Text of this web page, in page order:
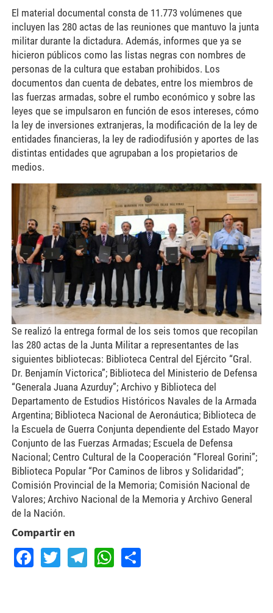
El material documental consta de 11.773 volúmenes que
incluyen las 280 actas de las reuniones que mantuvo la junta
militar durante la dictadura. Además, informes que ya se
hicieron públicos como las listas negras con nombres de
personas de la cultura que estaban prohibidos. Los
documentos dan cuenta de debates, entre los miembros de
las fuerzas armadas, sobre el rumbo económico y sobre las
leyes que se impulsaron en función de esos intereses, cómo
la ley de inversiones extranjeras, la modificación de la ley de
entidades financieras, la ley de radiodifusión y aportes de las
distintas entidades que agrupaban a los propietarios de
medios.
archivos-de-la-dictadura2-
450x253.jpg
Se realizó la entrega formal de los seis tomos que recopilan
las 280 actas de la Junta Militar a representantes de las
siguientes bibliotecas: Biblioteca Central del Ejército “Gral.
Dr. Benjamín Victorica”; Biblioteca del Ministerio de Defensa
“Generala Juana Azurduy”; Archivo y Biblioteca del
Departamento de Estudios Históricos Navales de la Armada
Argentina; Biblioteca Nacional de Aeronáutica; Biblioteca de
la Escuela de Guerra Conjunta dependiente del Estado Mayor
Conjunto de las Fuerzas Armadas; Escuela de Defensa
Nacional; Centro Cultural de la Cooperación “Floreal Gorini”;
Biblioteca Popular “Por Caminos de libros y Solidaridad”;
Comisión Provincial de la Memoria; Comisión Nacional de
Valores; Archivo Nacional de la Memoria y Archivo General
de la Nación.
Compartir en
Facebook
TwitterTelegram
WhatsApp
Share